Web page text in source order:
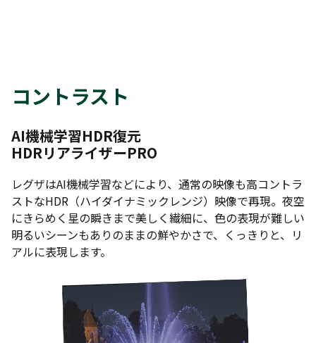
コントラスト
AI機械学習HDR復元
HDRリアライザーPRO
レグザはAI機械学習などにより、通常の映像も高コントラ
ストなHDR（ハイダイナミックレンジ）映像で再現。夜空
にきらめく星の瞬きまで美しく繊細に、色の表現が難しい
明るいシーンもありのままの鮮やかさで、くっきりと、リ
アルに表現します。